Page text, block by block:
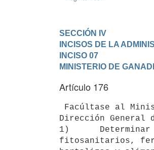
SECCIÓN IV
INCISOS DE LA
INCISO 07
MINISTERIO DE
Artículo 176
Dirección General
1)      Determinar
fitosanitarios,